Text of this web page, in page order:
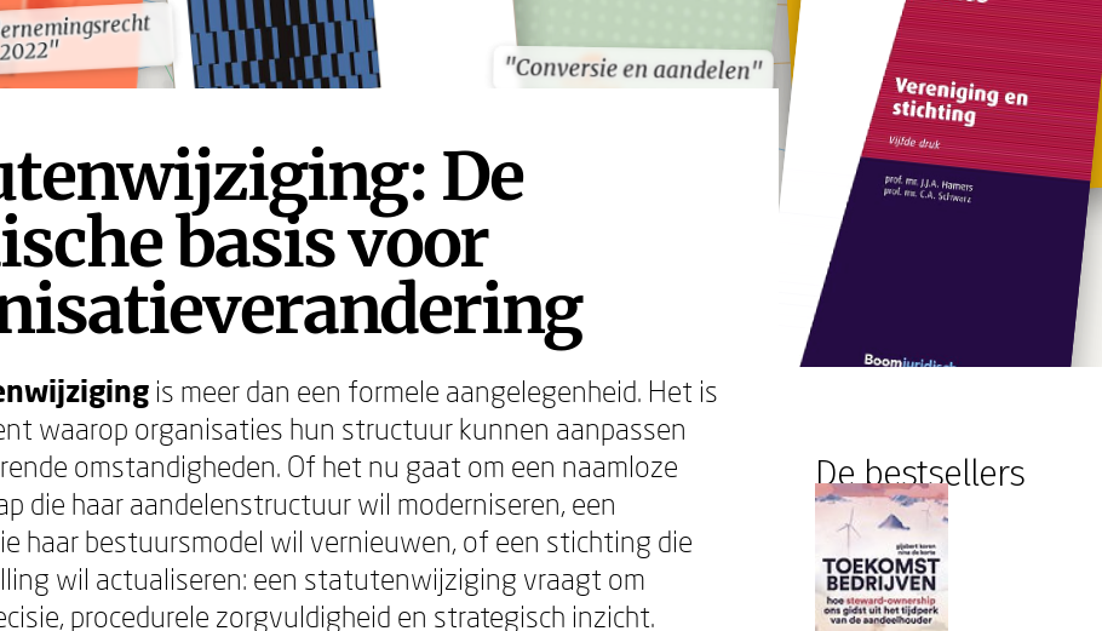
"Conversie en aandelen"
"Conversie en aandelen"
De
basis voor
is meer dan een formele aangelegenheid. Het is
waarop organisaties hun structuur kunnen aanpassen
omstandigheden. Of het nu gaat om een naamloze
die haar aandelenstructuur wil moderniseren, een
haar bestuursmodel wil vernieuwen, of een stichting die
wil actualiseren: een statutenwijziging vraagt om
procedurele zorgvuldigheid en strategisch inzicht.
De bestsellers